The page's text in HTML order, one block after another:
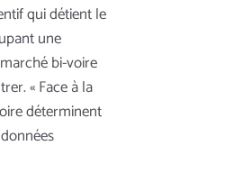
qui détient le
une
bi-voire
« Face à la
déterminent